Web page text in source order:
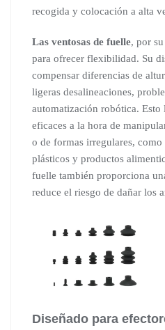
recogida y colocación a alta
Las ventosas de fuelle, por
para ofrecer flexibilidad. Su
compensar diferencias de
ligeras desalineaciones,
automatización robótica. Esto
eficaces a la hora de
o de formas irregulares, como
plásticos y productos
fuelle también proporciona
reduce el riesgo de dañar los
Diseñado para